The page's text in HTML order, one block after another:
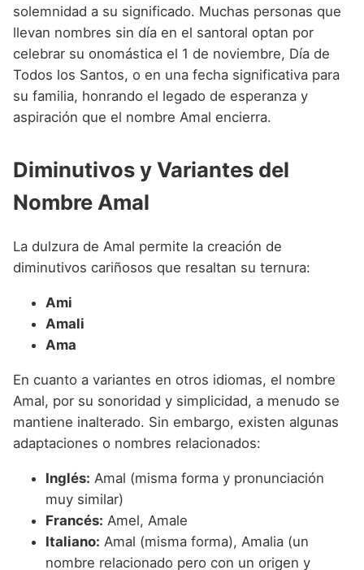
solemnidad a su significado. Muchas personas que
llevan nombres sin día en el santoral optan por
celebrar su onomástica el 1 de noviembre, Día de
Todos los Santos, o en una fecha significativa para
su familia, honrando el legado de esperanza y
aspiración que el nombre Amal encierra.
Diminutivos y Variantes del
Nombre Amal
La dulzura de Amal permite la creación de
diminutivos cariñosos que resaltan su ternura:
Ami
Amali
Ama
En cuanto a variantes en otros idiomas, el nombre
Amal, por su sonoridad y simplicidad, a menudo se
mantiene inalterado. Sin embargo, existen algunas
adaptaciones o nombres relacionados:
Inglés: Amal (misma forma y pronunciación
muy similar)
Francés: Amel, Amale
Italiano: Amal (misma forma), Amalia (un
nombre relacionado pero con un origen y